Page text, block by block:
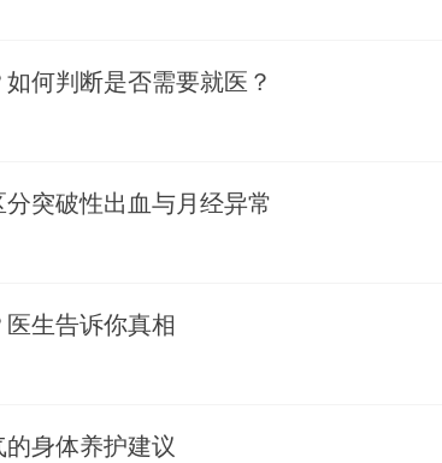
何判断是否需要就医？
突破性出血与月经异常
生告诉你真相
身体养护建议